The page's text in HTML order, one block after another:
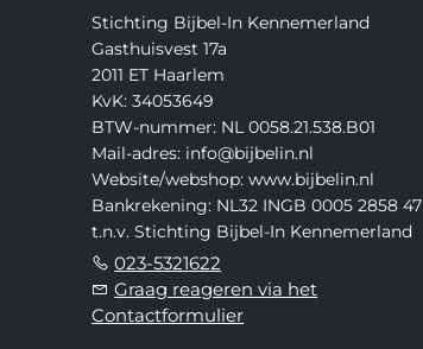
Stichting Bijbel-In Kennemerland
Gasthuisvest 17a
2011 ET Haarlem
KvK: 34053649
BTW-nummer: NL 0058.21.538.B01
Mail-adres: info@bijbelin.nl
Website/webshop: www.bijbelin.nl
Bankrekening: NL32 INGB 0005 2858 47
t.n.v. Stichting Bijbel-In Kennemerland
023-5321622
Graag reageren via het
Contactformulier